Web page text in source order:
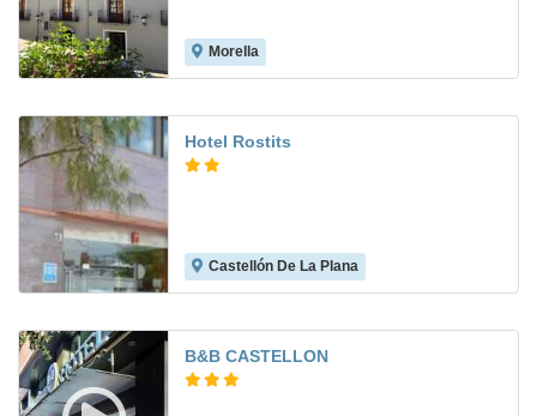
Morella
Hotel Rostits
Castellón De La Plana
B&B CASTELLON